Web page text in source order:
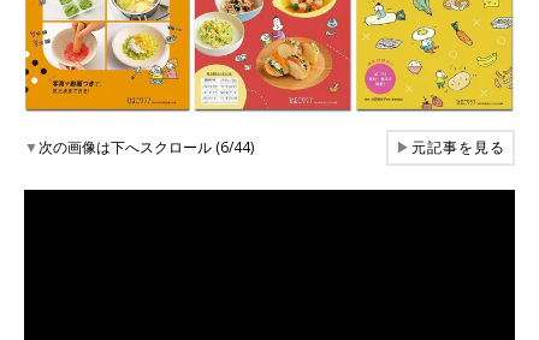
▼次の画像は下へスクロール (6/44) ▶元記事を見る